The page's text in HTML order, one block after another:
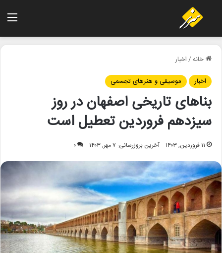
خانه/اخبار
اخبار
موسیقی و هنرهای تجسمی
بناهای تاریخی اصفهان در روز
سیزدهم فروردین تعطیل است
۱۱ فروردین, ۱۴۰۳ آخرین بروزرسانی: ۷ مهر, ۱۴۰۳ ۰